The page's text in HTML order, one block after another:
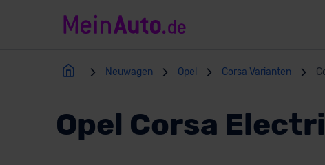
Neuwagen Opel Corsa Varianten
Opel Corsa